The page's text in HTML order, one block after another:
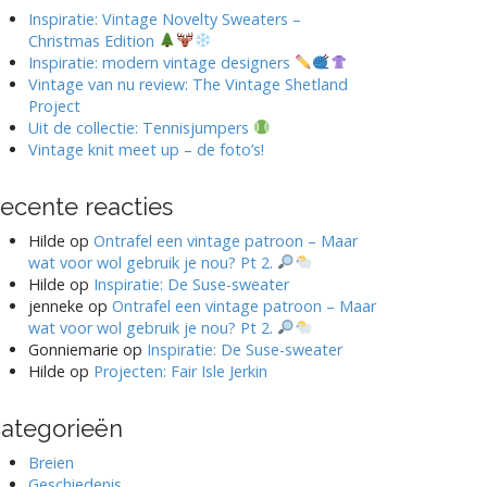
Inspiratie: Vintage Novelty Sweaters –
Christmas Edition
Inspiratie: modern vintage designers
Vintage van nu review: The Vintage Shetland
Project
Uit de collectie: Tennisjumpers
Vintage knit meet up – de foto’s!
reacties
Hilde op Ontrafel een vintage patroon – Maar
wat voor wol gebruik je nou? Pt 2.
Hilde op Inspiratie: De Suse-sweater
jenneke op Ontrafel een vintage patroon – Maar
wat voor wol gebruik je nou? Pt 2.
Gonniemarie op Inspiratie: De Suse-sweater
Hilde op Projecten: Fair Isle Jerkin
Breien